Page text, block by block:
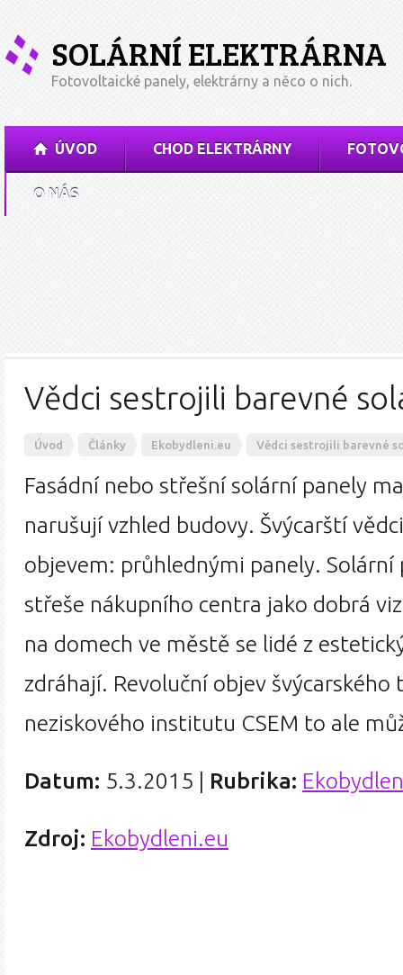
SOLÁRNÍ ELEKTRÁRNA
Fotovoltaické panely, elektrárny a něco o nich.
ÚVOD CHOD ELEKTRÁRNY
O NÁS
Vědci sestrojili barevné
Úvod Články Ekobydleni.eu Vědci sestrojili barevné
Fasádní nebo střešní solární panely
narušují vzhled budovy. Švýcarští
objevem: průhlednými panely. Solární
střeše nákupního centra jako dobrá
na domech ve městě se lidé z
zdráhají. Revoluční objev švýcarského
neziskového institutu CSEM to ale
Datum: 5.3.2015 Rubrika:
Zdroj: Ekobydleni.eu